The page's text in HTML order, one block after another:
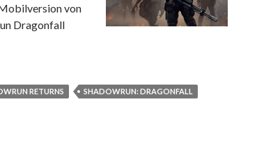
von
Dragonfall
Dragonfall im Preis reduziert
RETURNS
SHADOWRUN: DRAGONFALL